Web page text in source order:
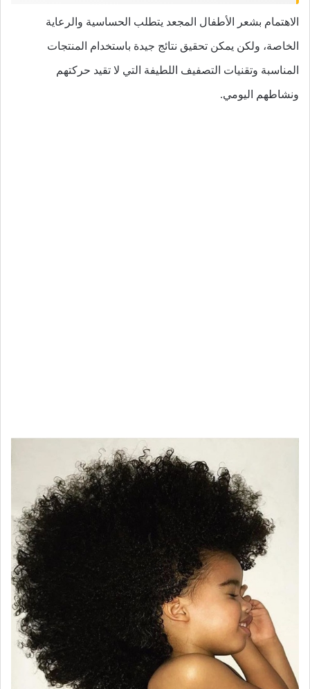
الاهتمام بشعر الأطفال المجعد يتطلب الحساسية والرعاية
الخاصة، ولكن يمكن تحقيق نتائج جيدة باستخدام المنتجات
المناسبة وتقنيات التصفيف اللطيفة التي لا تقيد حركتهم
ونشاطهم اليومي.